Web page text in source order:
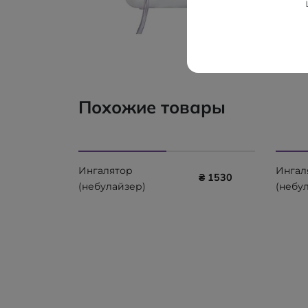
Похожие товары
Ингалятор
(небулайзер)
₴ 1530